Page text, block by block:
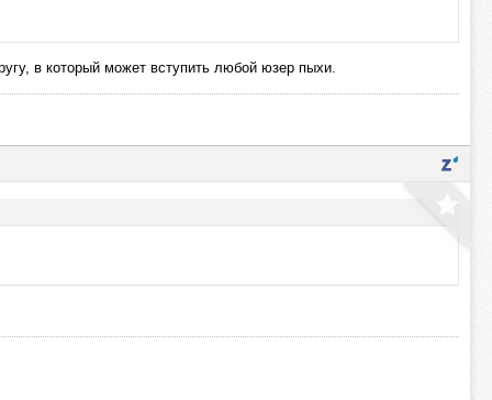
в который может вступить любой юзер пыхи.